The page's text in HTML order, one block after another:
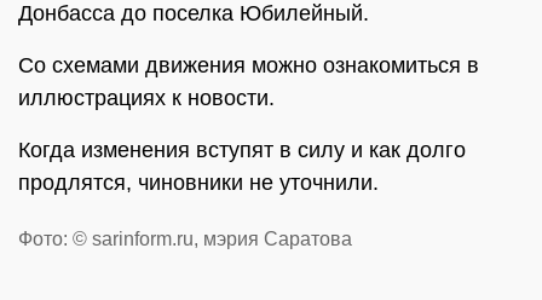
Донбасса до поселка Юбилейный.
Со схемами движения можно ознакомиться в
иллюстрациях к новости.
Когда изменения вступят в силу и как долго
продлятся, чиновники не уточнили.
Фото: © sarinform.ru, мэрия Саратова